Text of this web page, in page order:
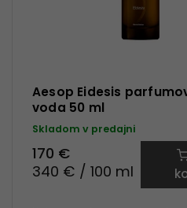
Aesop Eidesis
voda 50 ml
Skladom v predajni
170 €
340 € / 100 ml